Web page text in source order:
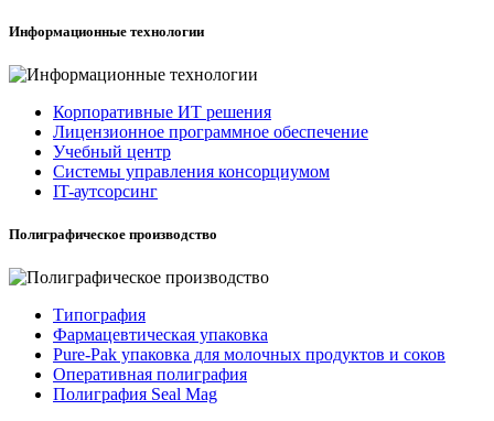
Информационные технологии
Корпоративные ИТ решения
Лицензионное программное обеспечение
Учебный центр
Системы управления консорциумом
IT-аутсорсинг
Полиграфическое производство
Типография
Фармацевтическая упаковка
Pure-Pak упаковка для молочных продуктов и соков
Оперативная полиграфия
Полиграфия Seal Mag